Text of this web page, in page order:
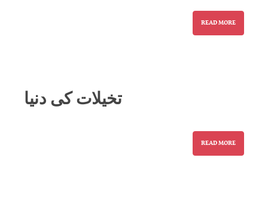
READ MORE
تخیلات کی دنیا
READ MORE